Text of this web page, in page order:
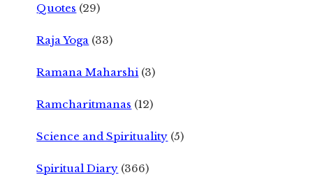
Quotes (29)
Raja Yoga (33)
Ramana Maharshi (3)
Ramcharitmanas (12)
Science and Spirituality (5)
Spiritual Diary (366)